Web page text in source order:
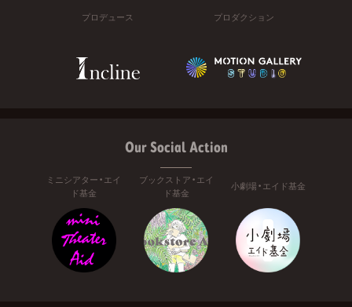
プロデュース プロダクション
Our Social Action
ミニシアター・エイ
ド基金
ブックストア・エイ
ド基金
小劇場・エイド基金